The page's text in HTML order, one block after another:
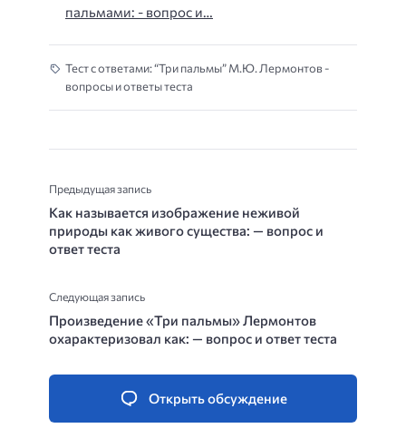
пальмами: - вопрос и…
Тест с ответами: “Три пальмы” М.Ю. Лермонтов -
вопросы и ответы теста
Предыдущая запись
Как называется изображение неживой
природы как живого существа: — вопрос и
ответ теста
Следующая запись
Произведение «Три пальмы» Лермонтов
охарактеризовал как: — вопрос и ответ теста
Открыть обсуждение